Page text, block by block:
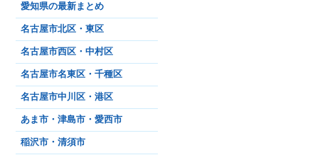
愛知県の最新まとめ
名古屋市北区・東区
名古屋市西区・中村区
名古屋市名東区・千種区
名古屋市中川区・港区
あま市・津島市・愛西市
稲沢市・清須市